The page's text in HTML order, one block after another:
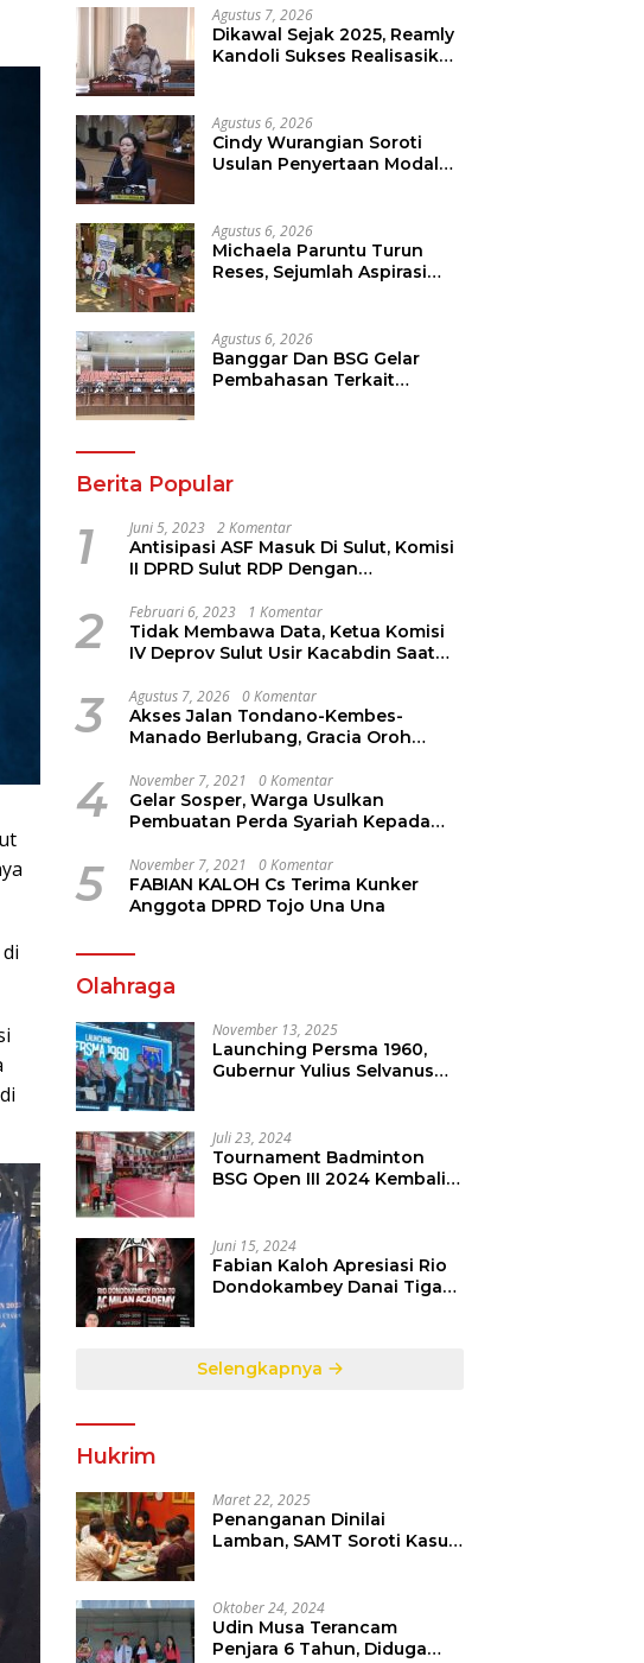
Agustus 7, 2026
Dikawal Sejak 2025, Reamly
Kandoli Sukses Realisasikan
Tahun Depan
Agustus 6, 2026
Cindy Wurangian Soroti
Usulan Penyertaan Modal
Agustus 6, 2026
Michaela Paruntu Turun
Reses, Sejumlah Aspirasi
Agustus 6, 2026
Banggar Dan BSG Gelar
Pembahasan Terkait
Berita Popular
1 Juni 5, 2023 2 Komentar
Antisipasi ASF Masuk Di Sulut, Komisi
II DPRD Sulut RDP Dengan
Jems Tuuk
2 Februari 6, 2023 1 Komentar
Tidak Membawa Data, Ketua Komisi
IV Deprov Sulut Usir Kacabdin Saat
3 Agustus 7, 2026 0 Komentar
Akses Jalan Tondano-Kembes-
Manado Berlubang, Gracia Oroh
4 November 7, 2021 0 Komentar
Gelar Sosper, Warga Usulkan
Pembuatan Perda Syariah Kepada
5 November 7, 2021 0 Komentar
FABIAN KALOH Cs Terima Kunker
Anggota DPRD Tojo Una Una
Olahraga
November 13, 2025
Launching Persma 1960,
Gubernur Yulius Selvanus
Melambai
Juli 23, 2024
Tournament Badminton
BSG Open III 2024 Kembali
Badminton SulutGo
Juni 15, 2024
Fabian Kaloh Apresiasi Rio
Dondokambey Danai Tiga
Selengkapnya
Hukrim
Maret 22, 2025
Penanganan Dinilai
Lamban, SAMT Soroti Kasus
Oktober 24, 2024
Udin Musa Terancam
Penjara 6 Tahun, Diduga